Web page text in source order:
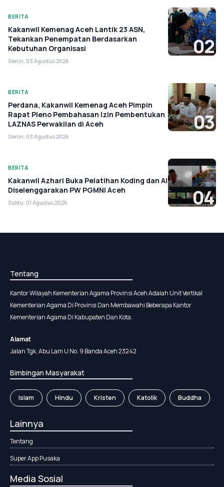
BERITA
Kakanwil Kemenag Aceh Lantik 23 ASN,
Tekankan Penempatan Berdasarkan
Kebutuhan Organisasi
Senin, 03 Agustus 2026
02
BERITA
Perdana, Kakanwil Kemenag Aceh Pimpin
Rapat Pleno Pembahasan Izin Pembentukan
LAZNAS Perwakilan di Aceh
Senin, 03 Agustus 2026
03
BERITA
Kakanwil Azhari Buka Pelatihan Koding dan AI
Diselenggarakan PW PGMNI Aceh
Sabtu, 01 Agustus 2026 04
Tentang
Kantor Wilayah Kementerian Agama Provinsi Aceh Adalah Unit Vertikal
Kementerian Agama Di Provinsi Dan Membawahi Beberapa Kantor
Kementerian Agama Di Kabupaten Dan Kota.
Alamat
Jalan Tgk. Abu Lam U No. 9 Banda Aceh 23242
Bimbingan Masyarakat
Islam Hindu Kristen Katolik Buddha
Lainnya
Tentang
Super App Pusaka
Media Sosial